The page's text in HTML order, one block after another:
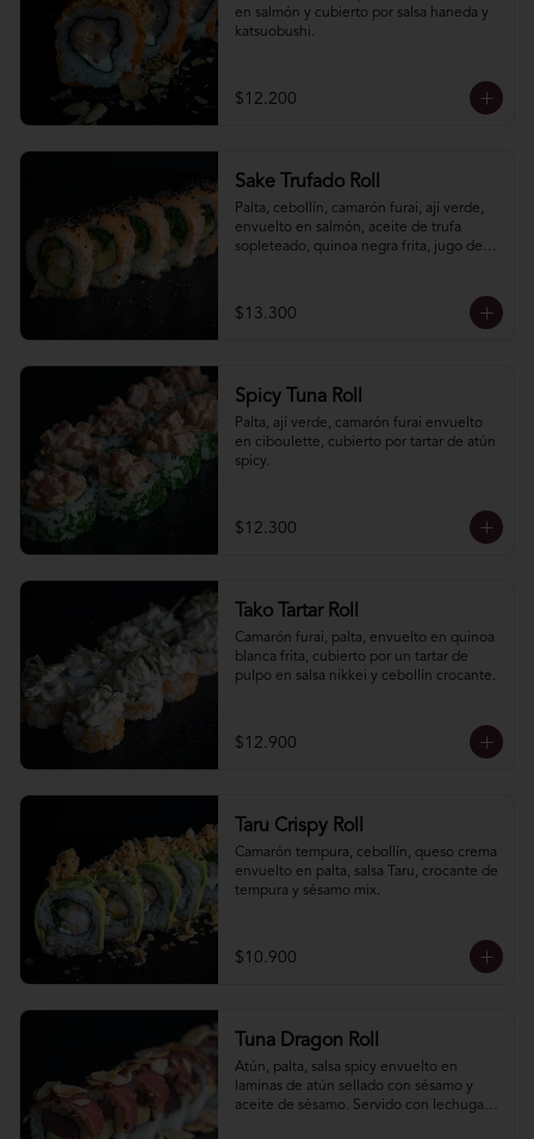
en salmón y cubierto por salsa haneda y
katsuobushi.
$12.200
Sake Trufado Roll
Palta, cebollín, camarón furai, ají verde,
envuelto en salmón, aceite de trufa
sopleteado, quinoa negra frita, jugo de
$13.300
Spicy Tuna Roll
Palta, ají verde, camarón furai envuelto
en ciboulette, cubierto por tartar de atún
spicy.
$12.300
Tako Tartar Roll
Camarón furai, palta, envuelto en quinoa
blanca frita, cubierto por un tartar de
pulpo en salsa nikkei y cebollín crocante.
$12.900
Taru Crispy Roll
Camarón tempura, cebollín, queso crema
envuelto en palta, salsa Taru, crocante de
tempura y sésamo mix.
$10.900
Tuna Dragon Roll
Atún, palta, salsa spicy envuelto en
laminas de atún sellado con sésamo y
aceite de sésamo. Servido con lechuga